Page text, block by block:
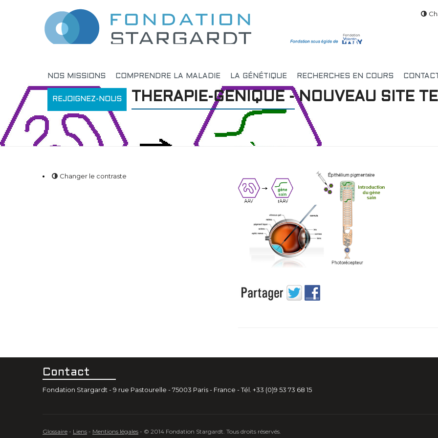
NOS MISSIONS COMPRENDRE LA MALADIE LA GÉNÉTIQUE RECHERCHES EN COURS CONTACT
REJOIGNEZ-NOUS THERAPIE-GENIQUE - NOUVEAU SITE
Changer le contraste
Contact
Fondation Stargardt - 9 rue Pastourelle - 75003 Paris - France - Tél. +33 (0)9 53 73 68 15
Glossaire - Liens - Mentions légales - © 2014 Fondation Stargardt. Tous droits réservés.